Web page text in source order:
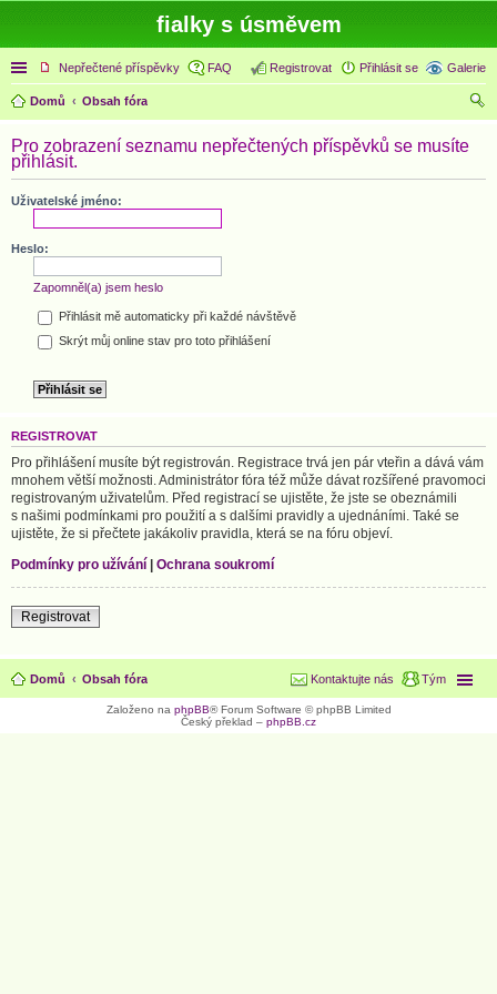
fialky s úsměvem
Rychlé odkazy
Nepřečtené příspěvky Galerie
FAQ Přihlásit se
Registrovat
Domů
Obsah fóra
Pro zobrazení seznamu nepřečtených příspěvků se musíte
přihlásit.
Uživatelské jméno:
Heslo:
Zapomněl(a) jsem heslo
Přihlásit mě automaticky při každé návštěvě
Skrýt můj online stav pro toto přihlášení
REGISTROVAT
Pro přihlášení musíte být registrován. Registrace trvá jen pár vteřin a dává vám
mnohem větší možnosti. Administrátor fóra též může dávat rozšířené pravomoci
registrovaným uživatelům. Před registrací se ujistěte, že jste se obeznámili
s našimi podmínkami pro použití a s dalšími pravidly a ujednáními. Také se
ujistěte, že si přečtete jakákoliv pravidla, která se na fóru objeví.
Podmínky pro užívání | Ochrana soukromí
Registrovat
Domů Obsah fóra Tým
Kontaktujte nás
Založeno na phpBB® Forum Software © phpBB Limited
Český překlad – phpBB.cz